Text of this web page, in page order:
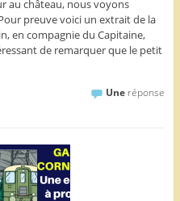
au château, nous voyons
preuve voici un extrait de la
en compagnie du Capitaine,
de remarquer que le petit
Une réponse